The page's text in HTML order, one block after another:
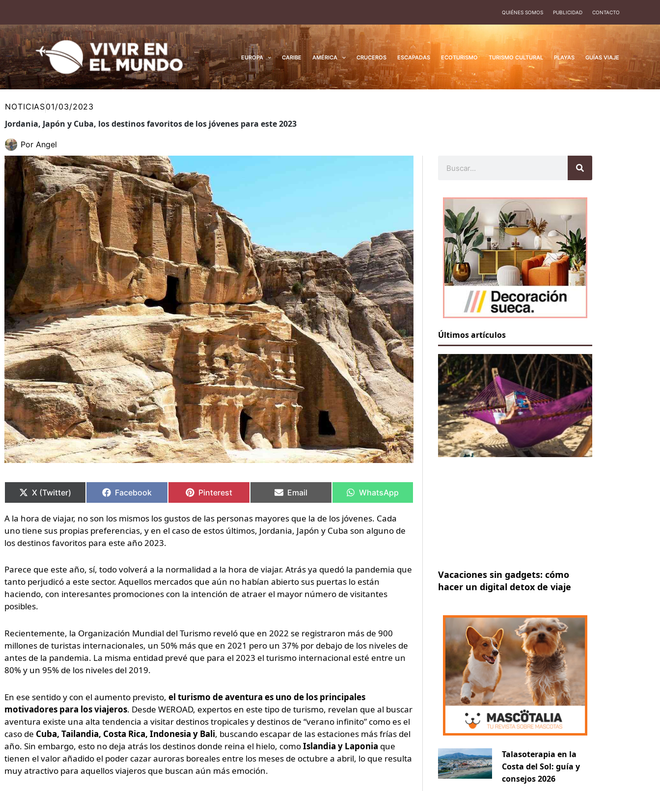
contenido
QUIÉNES SOMOS PUBLICIDAD CONTACTO
EUROPA CARIBE AMÉRICA CRUCEROS ESCAPADAS ECOTURISMO TURISMO CULTURAL PLAYAS GUÍAS VIAJE
NOTICIAS01/03/2023
Jordania, Japón y Cuba, los destinos favoritos de los jóvenes para este 2023
Por Angel
en
X (Twitter)
en
Facebook
en
Pinterest
en
Email
en
WhatsApp
A la hora de viajar, no son los mismos los gustos de las personas mayores que la de los jóvenes. Cada
uno tiene sus propias preferencias, y en el caso de estos últimos, Jordania, Japón y Cuba son alguno de
los destinos favoritos para este año 2023.
Parece que este año, sí, todo volverá a la normalidad a la hora de viajar. Atrás ya quedó la pandemia que
tanto perjudicó a este sector. Aquellos mercados que aún no habían abierto sus puertas lo están
haciendo, con interesantes promociones con la intención de atraer el mayor número de visitantes
posibles.
Recientemente, la Organización Mundial del Turismo reveló que en 2022 se registraron más de 900
millones de turistas internacionales, un 50% más que en 2021 pero un 37% por debajo de los niveles de
antes de la pandemia. La misma entidad prevé que para el 2023 el turismo internacional esté entre un
80% y un 95% de los niveles del 2019.
En ese sentido y con el aumento previsto, el turismo de aventura es uno de los principales
motivadores para los viajeros. Desde WEROAD, expertos en este tipo de turismo, revelan que al buscar
aventura existe una alta tendencia a visitar destinos tropicales y destinos de “verano infinito” como es el
caso de Cuba, Tailandia, Costa Rica, Indonesia y Bali, buscando escapar de las estaciones más frías del
año. Sin embargo, esto no deja atrás los destinos donde reina el hielo, comoIslandia y Laponia que
tienen el valor añadido el poder cazar auroras boreales entre los meses de octubre a abril, lo que resulta
muy atractivo para aquellos viajeros que buscan aún más emoción.
en
en
en
en
en
Últimos artículos
Vacaciones sin gadgets: cómo
hacer un digital detox de viaje
Talasoterapia en la
Costa del Sol: guía y
consejos 2026